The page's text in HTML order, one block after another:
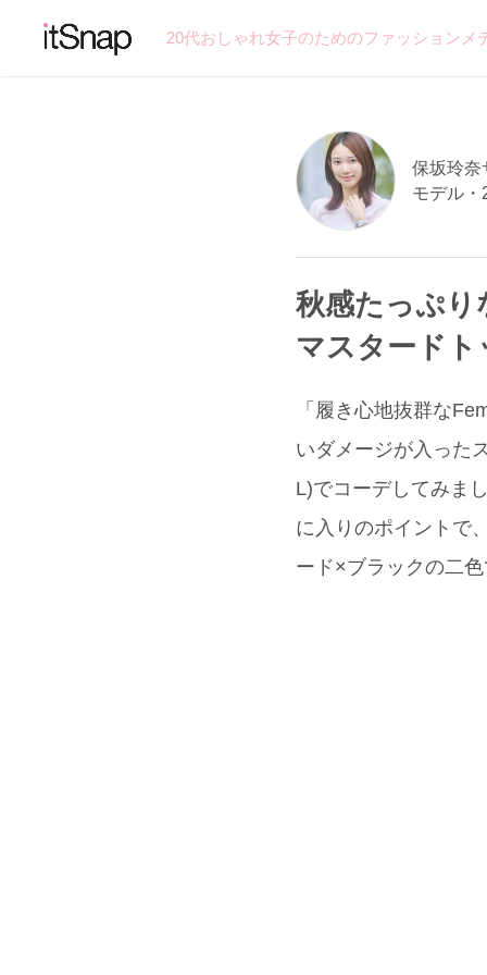
20代おしゃれ女子のためのファッション
保坂玲奈
モデル・
秋感たっぷり
マスタード
「履き心地抜群な
いダメージが入った
L)でコーデしてみま
に入りのポイントで
ード×ブラックの二